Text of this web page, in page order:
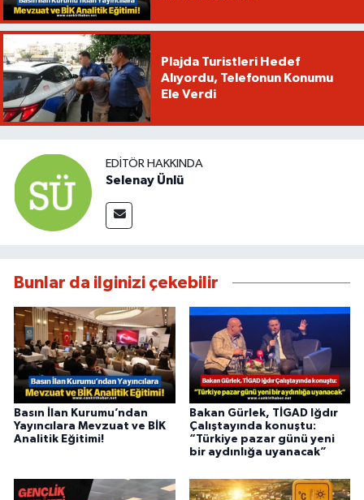
Plajda Turistleri Hedef
Alıyordu, Telefonun Konumu
Ele Verdi
EDITÖR HAKKINDA
Selenay Ünlü
Bunlar da ilginizi çekebilir
Basın İlan Kurumu’ndan
Yayıncılara Mevzuat ve BİK
Analitik Eğitimi!
Bakan Gürlek, TİGAD Iğdır
Çalıştayında konuştu:
“Türkiye pazar günü yeni
bir aydınlığa uyanacak”